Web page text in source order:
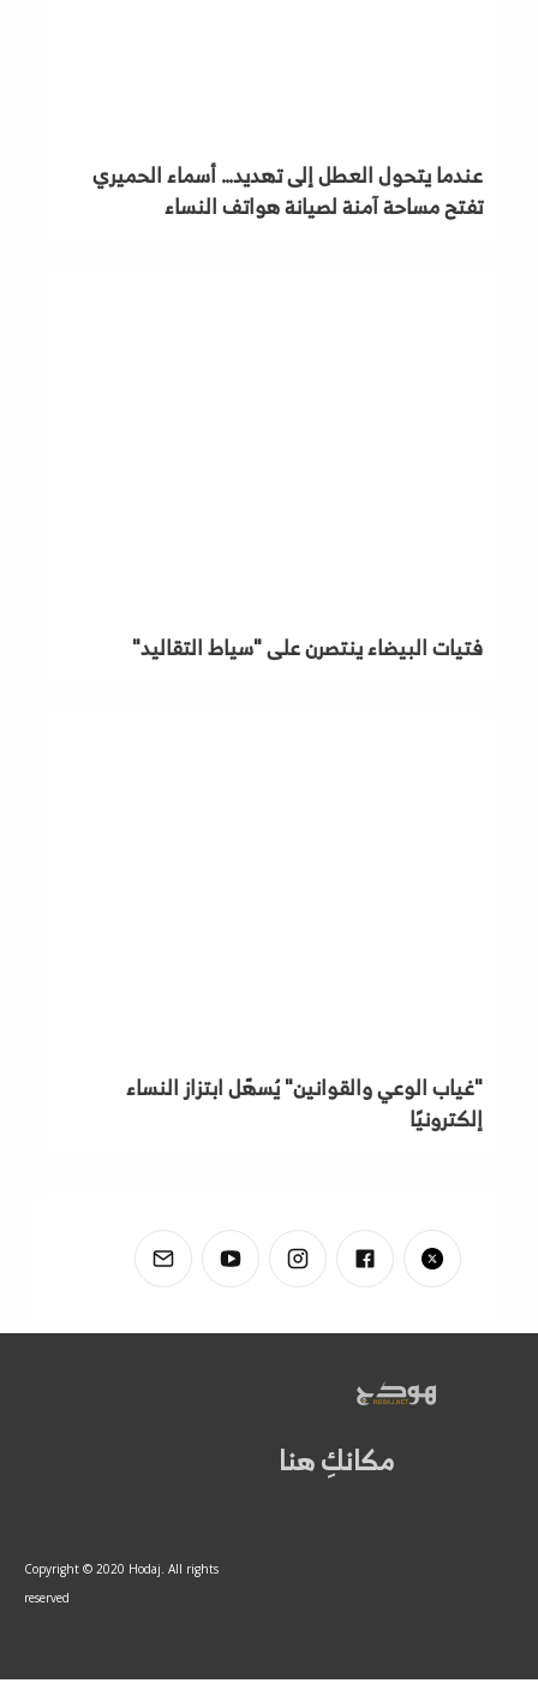
عندما يتحول العطل إلى تهديد… أسماء الحميري
تفتح مساحة آمنة لصيانة هواتف النساء
فتيات البيضاء ينتصرن على "سياط التقاليد"
"غياب الوعي والقوانين" يُسهّل ابتزاز النساء
إلكترونيًا
مكانكِ هنا
Copyright © 2020 Hodaj. All rights
reserved